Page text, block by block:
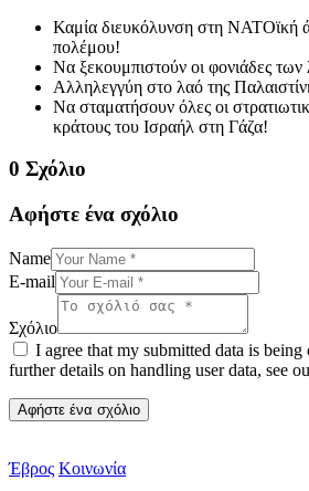
Καμία διευκόλυνση στη ΝΑΤΟϊκή
πολέμου!
Να ξεκουμπιστούν οι φονιάδες
Αλληλεγγύη στο λαό της
Να σταματήσουν όλες οι
κράτους του Ισραήλ στη Γάζα!
0 Σχόλιο
Αφήστε ένα σχόλιο
Name
E-mail
Σχόλιο
I agree that my submitted data is
further details on handling user data, see
Έβρος Κοινωνία